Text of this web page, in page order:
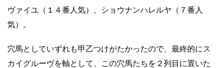
ヴァイユ（１４番人気）、ショウナンハレルヤ（７番人
気）。
穴馬としていずれも甲乙つけがたかったので、最終的にス
カイグルーヴを軸として、この穴馬たちを２列目に置いた